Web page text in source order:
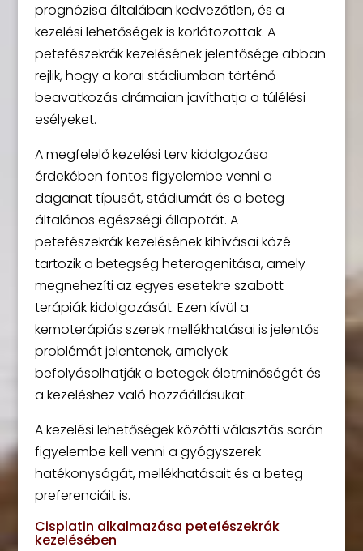
prognózisa általában kedvezőtlen, és a
kezelési lehetőségek is korlátozottak. A
petefészekrák kezelésének jelentősége abban
rejlik, hogy a korai stádiumban történő
beavatkozás drámaian javíthatja a túlélési
esélyeket.
A megfelelő kezelési terv kidolgozása
érdekében fontos figyelembe venni a
daganat típusát, stádiumát és a beteg
általános egészségi állapotát. A
petefészekrák kezelésének kihívásai közé
tartozik a betegség heterogenitása, amely
megnehezíti az egyes esetekre szabott
terápiák kidolgozását. Ezen kívül a
kemoterápiás szerek mellékhatásai is jelentős
problémát jelentenek, amelyek
befolyásolhatják a betegek életminőségét és
a kezeléshez való hozzáállásukat.
A kezelési lehetőségek közötti választás során
figyelembe kell venni a gyógyszerek
hatékonyságát, mellékhatásait és a beteg
preferenciáit is.
Cisplatin alkalmazása petefészekrák
kezelésében